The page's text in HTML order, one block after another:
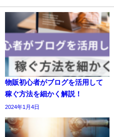
物販初心者がブログを活用して
稼ぐ方法を細かく解説！
2024年1月4日